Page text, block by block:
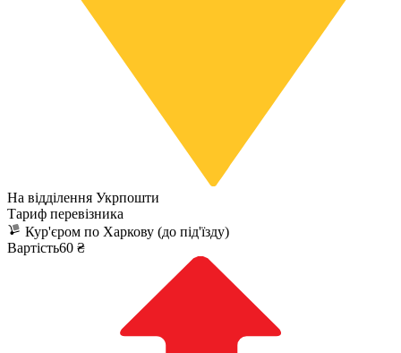
На відділення Укрпошти
Тариф перевізника
Кур'єром по Харкову (до під'їзду)
Вартість60 ₴